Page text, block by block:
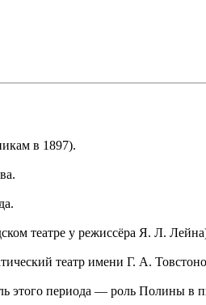
в 1897).
театре у режиссёра Я. Л.
театр имени Г. А.
этого периода — роль Полины в